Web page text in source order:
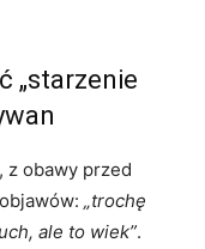
„starzenie
z obawy przed
„trochę
ale to wiek”.